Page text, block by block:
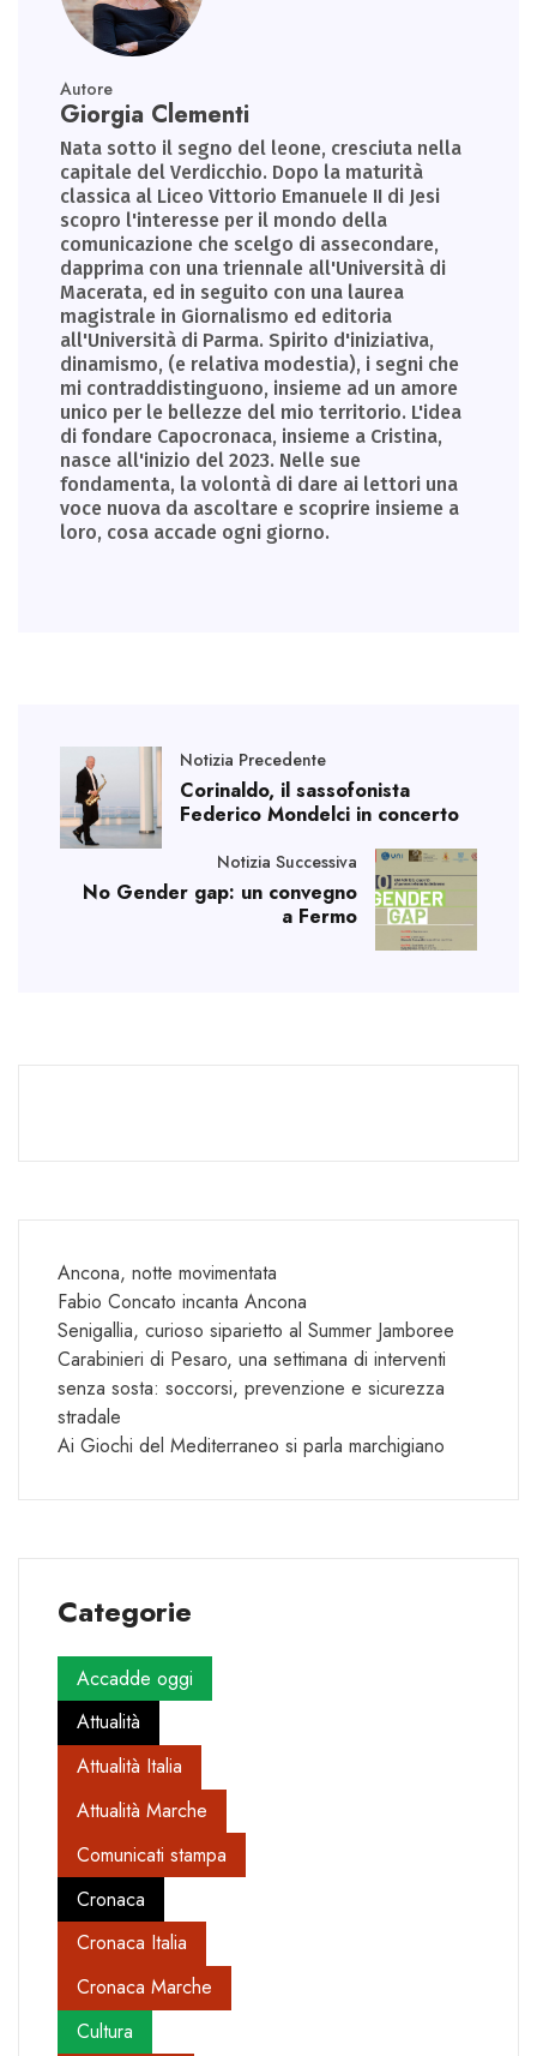
Autore
Giorgia Clementi
Nata sotto il segno del leone, cresciuta nella
capitale del Verdicchio. Dopo la maturità
classica al Liceo Vittorio Emanuele II di Jesi
scopro l'interesse per il mondo della
comunicazione che scelgo di assecondare,
dapprima con una triennale all'Università di
Macerata, ed in seguito con una laurea
magistrale in Giornalismo ed editoria
all'Università di Parma. Spirito d'iniziativa,
dinamismo, (e relativa modestia), i segni che
mi contraddistinguono, insieme ad un amore
unico per le bellezze del mio territorio. L'idea
di fondare Capocronaca, insieme a Cristina,
nasce all'inizio del 2023. Nelle sue
fondamenta, la volontà di dare ai lettori una
voce nuova da ascoltare e scoprire insieme a
loro, cosa accade ogni giorno.
Notizia Precedente
Corinaldo, il sassofonista
Federico Mondelci in concerto
Notizia Successiva
No Gender gap: un convegno
a Fermo
Ancona, notte movimentata
Fabio Concato incanta Ancona
Senigallia, curioso siparietto al Summer Jamboree
Carabinieri di Pesaro, una settimana di interventi
senza sosta: soccorsi, prevenzione e sicurezza
stradale
Ai Giochi del Mediterraneo si parla marchigiano
Categorie
Accadde oggi
Attualità
Attualità Italia
Attualità Marche
Comunicati stampa
Cronaca
Cronaca Italia
Cronaca Marche
Cultura